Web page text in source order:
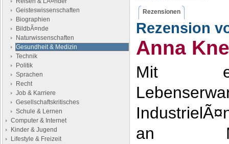
Geisteswissenschaften
Biographien
BildbÃ¤nde
Naturwissenschaften
Gesundheit & Medizin
Technik
Politik
Sprachen
Recht
Job & Karriere
Gesellschaftskritisches
Schule & Lernen
Computer & Internet
Kinder & Jugend
Lifestyle & Freizeit
Rezensionen
Rezension
Anna
Mit
an